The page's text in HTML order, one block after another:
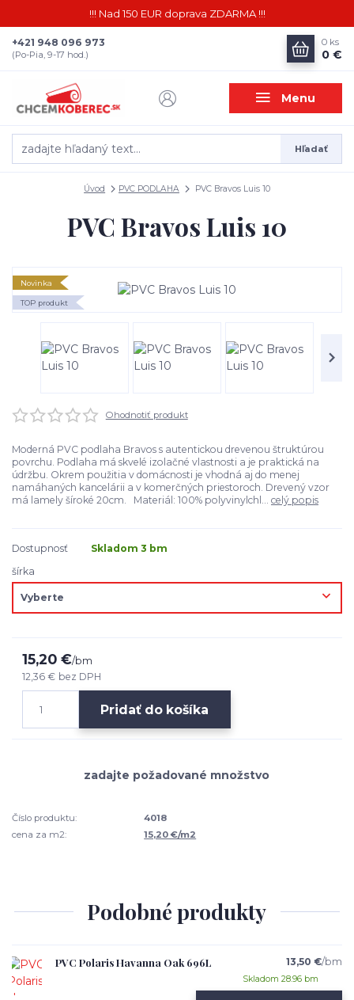
!!! Nad 150 EUR doprava ZDARMA !!!
Menu
Hľadať
+421 948 096 973
(Po-Pia, 9-17 hod.)
0 ks
0 €
Úvod PVC PODLAHA PVC Bravos Luis 10
PVC Bravos Luis 10
Novinka
TOP produkt
Ohodnotiť produkt
Moderná PVC podlaha Bravos s autentickou drevenou štruktúrou
povrchu. Podlaha má skvelé izolačné vlastnosti a je praktická na
údržbu. Okrem použitia v domácnosti je vhodná aj do menej
namáhaných kancelárii a v komerčných priestoroch. Drevený vzor
má lamely šíroké 20cm. Materiál: 100% polyvinylchl... celý popis
Dostupnosť
Skladom 3 bm
šírka
15,20 €/bm
12,36 € bez DPH
Pridať do košíka
Číslo produktu:
4018
cena za m2:
15,20 €/m2
Podobné produkty
PVC Polaris Havanna Oak 696L 13,50 €/bm
Skladom 28.96 bm